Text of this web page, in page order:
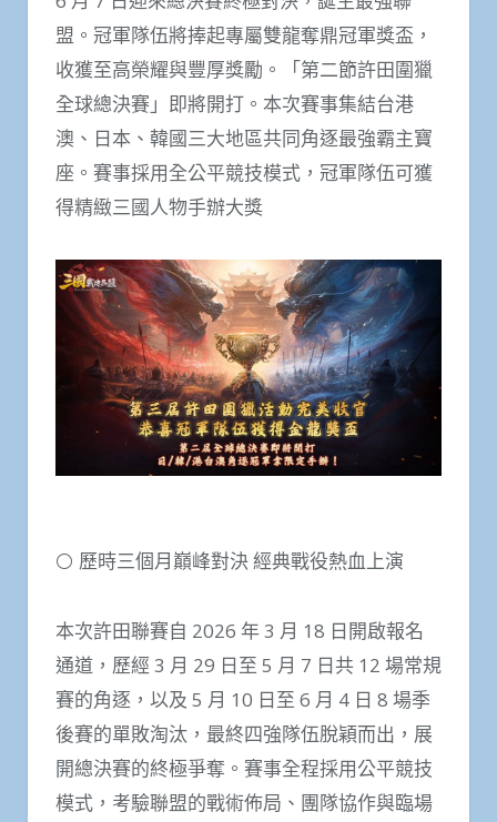
盟。冠軍隊伍將捧起專屬雙龍奪鼎冠軍獎盃，
收獲至高榮耀與豐厚獎勵。「第二節許田圍獵
全球總決賽」即將開打。本次賽事集結台港
澳、日本、韓國三大地區共同角逐最強霸主寶
座。賽事採用全公平競技模式，冠軍隊伍可獲
得精緻三國人物手辦大獎
⚪ 歷時三個月巔峰對決 經典戰役熱血上演
本次許田聯賽自 2026 年 3 月 18 日開啟報名
通道，歷經 3 月 29 日至 5 月 7 日共 12 場常規
賽的角逐，以及 5 月 10 日至 6 月 4 日 8 場季
後賽的單敗淘汰，最終四強隊伍脫穎而出，展
開總決賽的終極爭奪。賽事全程採用公平競技
模式，考驗聯盟的戰術佈局、團隊協作與臨場